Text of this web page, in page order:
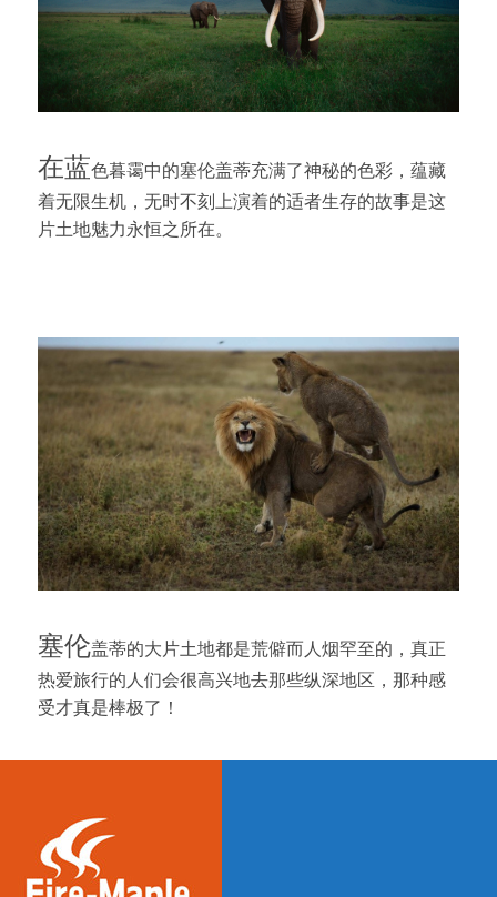
在蓝色暮霭中的塞伦盖蒂充满了神秘的色彩，蕴藏
着无限生机，无时不刻上演着的适者生存的故事是这
片土地魅力永恒之所在。
塞伦盖蒂的大片土地都是荒僻而人烟罕至的，真正
热爱旅行的人们会很高兴地去那些纵深地区，那种感
受才真是棒极了！